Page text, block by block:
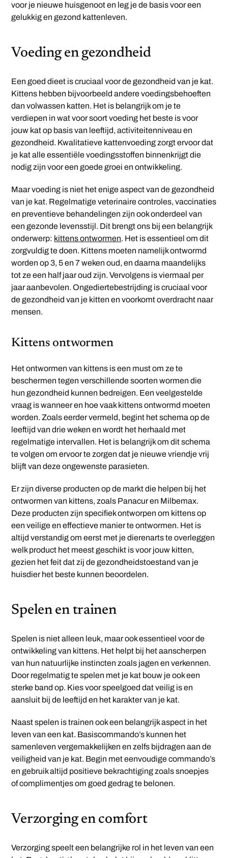
voor je nieuwe huisgenoot en leg je de basis voor een
gelukkig en gezond kattenleven.
Voeding en gezondheid
Een goed dieet is cruciaal voor de gezondheid van je kat.
Kittens hebben bijvoorbeeld andere voedingsbehoeften
dan volwassen katten. Het is belangrijk om je te
verdiepen in wat voor soort voeding het beste is voor
jouw kat op basis van leeftijd, activiteitenniveau en
gezondheid. Kwalitatieve kattenvoeding zorgt ervoor dat
je kat alle essentiële voedingsstoffen binnenkrijgt die
nodig zijn voor een goede groei en ontwikkeling.
Maar voeding is niet het enige aspect van de gezondheid
van je kat. Regelmatige veterinaire controles, vaccinaties
en preventieve behandelingen zijn ook onderdeel van
een gezonde levensstijl. Dit brengt ons bij een belangrijk
onderwerp: kittens ontwormen. Het is essentieel om dit
zorgvuldig te doen. Kittens moeten namelijk ontwormd
worden op 3, 5 en 7 weken oud, en daarna maandelijks
tot ze een half jaar oud zijn. Vervolgens is viermaal per
jaar aanbevolen. Ongediertebestrijding is cruciaal voor
de gezondheid van je kitten en voorkomt overdracht naar
mensen.
Kittens ontwormen
Het ontwormen van kittens is een must om ze te
beschermen tegen verschillende soorten wormen die
hun gezondheid kunnen bedreigen. Een veelgestelde
vraag is wanneer en hoe vaak kittens ontwormd moeten
worden. Zoals eerder vermeld, begint het schema op de
leeftijd van drie weken en wordt het herhaald met
regelmatige intervallen. Het is belangrijk om dit schema
te volgen om ervoor te zorgen dat je nieuwe vriendje vrij
blijft van deze ongewenste parasieten.
Er zijn diverse producten op de markt die helpen bij het
ontwormen van kittens, zoals Panacur en Milbemax.
Deze producten zijn specifiek ontworpen om kittens op
een veilige en effectieve manier te ontwormen. Het is
altijd verstandig om eerst met je dierenarts te overleggen
welk product het meest geschikt is voor jouw kitten,
gezien het feit dat zij de gezondheidstoestand van je
huisdier het beste kunnen beoordelen.
Spelen en trainen
Spelen is niet alleen leuk, maar ook essentieel voor de
ontwikkeling van kittens. Het helpt bij het aanscherpen
van hun natuurlijke instincten zoals jagen en verkennen.
Door regelmatig te spelen met je kat bouw je ook een
sterke band op. Kies voor speelgoed dat veilig is en
aansluit bij de leeftijd en het karakter van je kat.
Naast spelen is trainen ook een belangrijk aspect in het
leven van een kat. Basiscommando’s kunnen het
samenleven vergemakkelijken en zelfs bijdragen aan de
veiligheid van je kat. Begin met eenvoudige commando’s
en gebruik altijd positieve bekrachtiging zoals snoepjes
of complimentjes om goed gedrag te belonen.
Verzorging en comfort
Verzorging speelt een belangrijke rol in het leven van een